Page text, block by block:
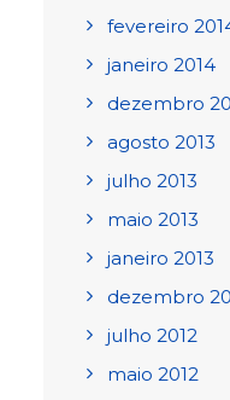
fevereiro
janeiro 2014
dezembro
agosto 2013
julho 2013
maio 2013
janeiro 2013
dezembro
julho 2012
maio 2012